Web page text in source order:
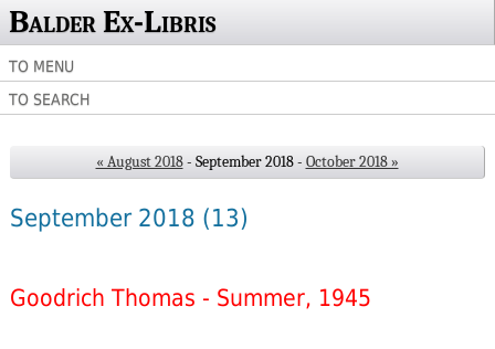
Balder Ex-Libris
TO MENU
TO SEARCH
« August 2018- September 2018 - October 2018 »
September 2018 (13)
Goodrich Thomas - Summer, 1945